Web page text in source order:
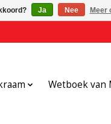
Wetboek van
Ja Nee Meer